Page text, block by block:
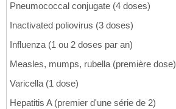
Pneumococcal conjugate (4 doses)
Inactivated poliovirus (3 doses)
Influenza (1 ou 2 doses par an)
Measles, mumps, rubella (première dose)
Varicella (1 dose)
Hepatitis A (premier d'une série de 2)